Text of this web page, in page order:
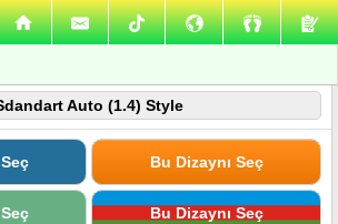
Auto (1.4) Style
Bu Dizaynı Seç
Bu Dizaynı Seç